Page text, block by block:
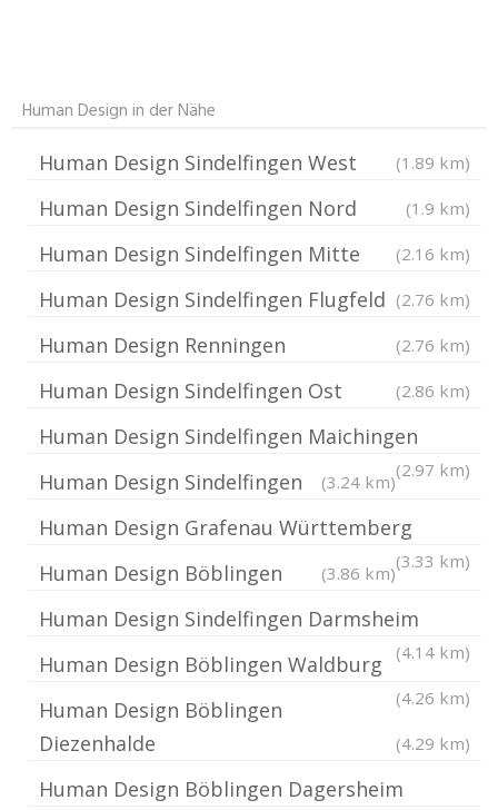
Human Design in der Nähe
Human Design Sindelfingen West (1.89 km)
Human Design Sindelfingen Nord (1.9 km)
Human Design Sindelfingen Mitte (2.16 km)
Human Design Sindelfingen Flugfeld (2.76 km)
Human Design Renningen (2.76 km)
Human Design Sindelfingen Ost (2.86 km)
Human Design Sindelfingen Maichingen
(2.97 km)
Human Design Sindelfingen (3.24 km)
Human Design Grafenau Württemberg
(3.33 km)
Human Design Böblingen (3.86 km)
Human Design Sindelfingen Darmsheim
(4.14 km)
Human Design Böblingen Waldburg
(4.26 km)
Human Design Böblingen
Diezenhalde
(4.29 km)
Human Design Böblingen Dagersheim